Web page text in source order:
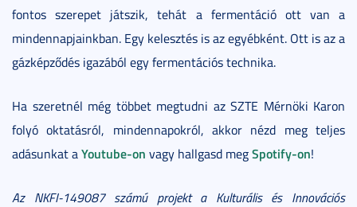
fontos szerepet játszik, tehát a fermentáció ott van a
mindennapjainkban. Egy kelesztés is az egyébként. Ott is az a
gázképződés igazából egy fermentációs technika.
Ha szeretnél még többet megtudni az SZTE Mérnöki Karon
folyó oktatásról, mindennapokról, akkor nézd meg teljes
adásunkat aYoutube-on vagy hallgasd megSpotify-on!
Az NKFI-149087 számú projekt a Kulturális és Innovációs